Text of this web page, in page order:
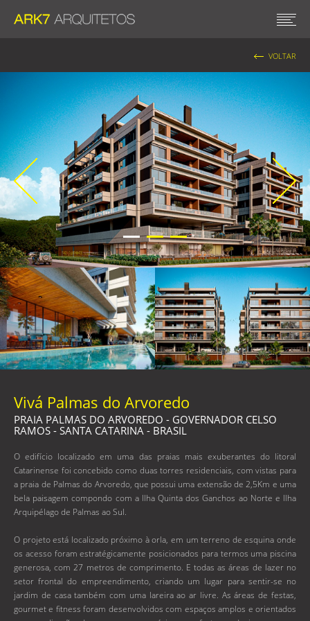
VOLTAR
Vivá Palmas do Arvoredo
PRAIA PALMAS DO ARVOREDO - GOVERNADOR CELSO
RAMOS - SANTA CATARINA - BRASIL
O edifício localizado em uma das praias mais exuberantes do litoral
Catarinense foi concebido como duas torres residenciais, com vistas para
a praia de Palmas do Arvoredo, que possui uma extensão de 2,5Km e uma
bela paisagem compondo com a Ilha Quinta dos Ganchos ao Norte e Ilha
Arquipélago de Palmas ao Sul.
O projeto está localizado próximo à orla, em um terreno de esquina onde
os acesso foram estratégicamente posicionados para termos uma piscina
generosa, com 27 metros de comprimento. E todas as áreas de lazer no
setor frontal do empreendimento, criando um lugar para sentir-se no
jardim de casa também com uma lareira ao ar livre. As áreas de festas,
gourmet e fitness foram desenvolvidos com espaços amplos e orientados